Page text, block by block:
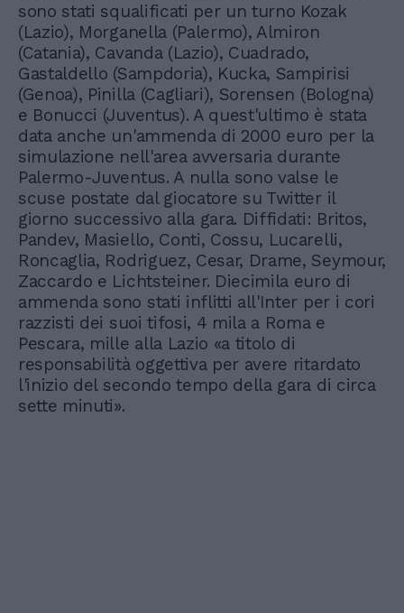
sono stati squalificati per un turno Kozak
(Lazio), Morganella (Palermo), Almiron
(Catania), Cavanda (Lazio), Cuadrado,
Gastaldello (Sampdoria), Kucka, Sampirisi
(Genoa), Pinilla (Cagliari), Sorensen (Bologna)
e Bonucci (Juventus). A quest'ultimo è stata
data anche un'ammenda di 2000 euro per la
simulazione nell'area avversaria durante
Palermo-Juventus. A nulla sono valse le
scuse postate dal giocatore su Twitter il
giorno successivo alla gara. Diffidati: Britos,
Pandev, Masiello, Conti, Cossu, Lucarelli,
Roncaglia, Rodriguez, Cesar, Drame, Seymour,
Zaccardo e Lichtsteiner. Diecimila euro di
ammenda sono stati inflitti all'Inter per i cori
razzisti dei suoi tifosi, 4 mila a Roma e
Pescara, mille alla Lazio «a titolo di
responsabilità oggettiva per avere ritardato
l'inizio del secondo tempo della gara di circa
sette minuti».